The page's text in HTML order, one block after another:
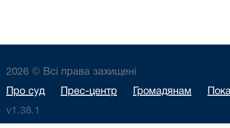
2026 © Всі права захищені
Про суд Прес-центр Громадянам
v1.38.1